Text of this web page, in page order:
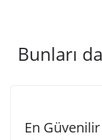
Bunları
En